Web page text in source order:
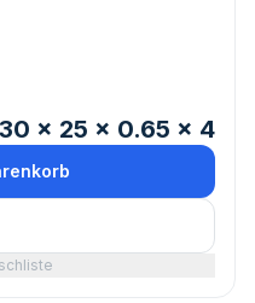
x 25 x 0.65 x 4